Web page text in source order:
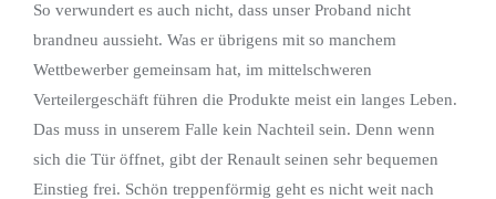
So verwundert es auch nicht, dass unser Proband nicht
brandneu aussieht. Was er übrigens mit so manchem
Wettbewerber gemeinsam hat, im mittelschweren
Verteilergeschäft führen die Produkte meist ein langes Leben.
Das muss in unserem Falle kein Nachteil sein. Denn wenn
sich die Tür öffnet, gibt der Renault seinen sehr bequemen
Einstieg frei. Schön treppenförmig geht es nicht weit nach